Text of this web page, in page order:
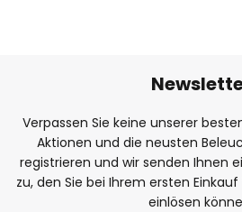
Verpassen Sie keine unserer
Aktionen und die neusten
registrieren und wir senden Ihnen
zu, den Sie bei Ihrem ersten
einlösen